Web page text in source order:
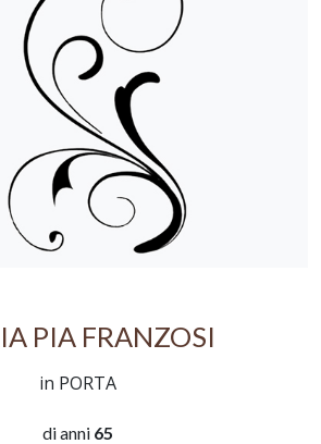
PIA FRANZOSI
in PORTA
di anni 65